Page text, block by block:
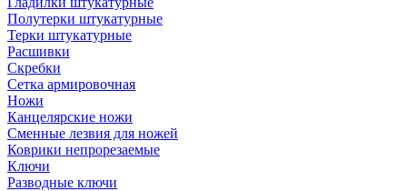
Полутерки штукатурные
Терки штукатурные
Расшивки
Скребки
Сетка армировочная
Ножи
Канцелярские ножи
Сменные лезвия для ножей
Коврики непрорезаемые
Ключи
Разводные ключи